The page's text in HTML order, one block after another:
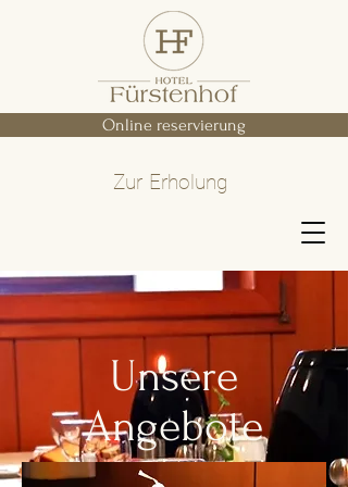
Online reservierung
Zur Erholung
Unsere
Angebote